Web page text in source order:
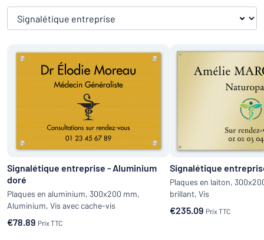
Signalétique entreprise - Aluminium
doré
Plaques en aluminium, 300x200 mm,
Aluminium, Vis avec cache-vis
€78.89 PrixTTC
Signalétique
Plaques en laiton,
brillant, Vis
€235.09 PrixTTC